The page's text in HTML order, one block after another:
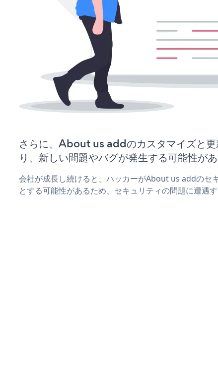
さらに、About us addのカスタマイズと
り、新しい問題やバグが発生する可能性があ
会社が成長し続けると、ハッカーがAbout us addのセ
とする可能性があるため、セキュリティの問題に遭遇す